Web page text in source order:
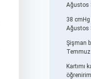
Ağustos
38
Ağustos
Şişman
Kartımı